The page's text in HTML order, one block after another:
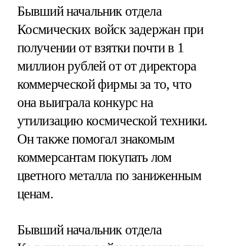
Бывший начальник отдела
Космических войск задержан при
получении от взятки почти в 1
миллион рублей от от директора
коммерческой фирмы за то, что
она выиграла конкурс на
утилизацию космической техники.
Он также помогал знакомым
коммерсантам покупать лом
цветного металла по заниженным
ценам.
Бывший начальник отдела